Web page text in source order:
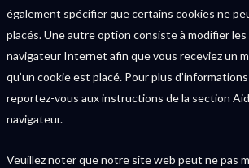
également spécifier que certains cookies ne
placés. Une autre option consiste à modifier
navigateur Internet afin que vous receviez un
qu’un cookie est placé. Pour plus
reportez-vous aux instructions de la section
navigateur.
Veuillez noter que notre site web peut ne pas